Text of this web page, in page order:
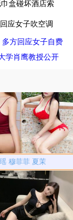
盒碰坏酒店索
应女子吹空调
方回应女子自费
学肖鹰教授公开
穆菲菲 夏茉